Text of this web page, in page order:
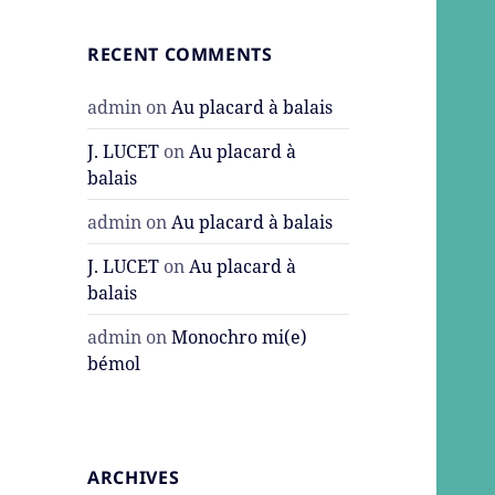
RECENT COMMENTS
admin onAu placard à balais
J. LUCET onAu placard à
balais
admin onAu placard à balais
J. LUCET onAu placard à
balais
admin onMonochro mi(e)
bémol
ARCHIVES